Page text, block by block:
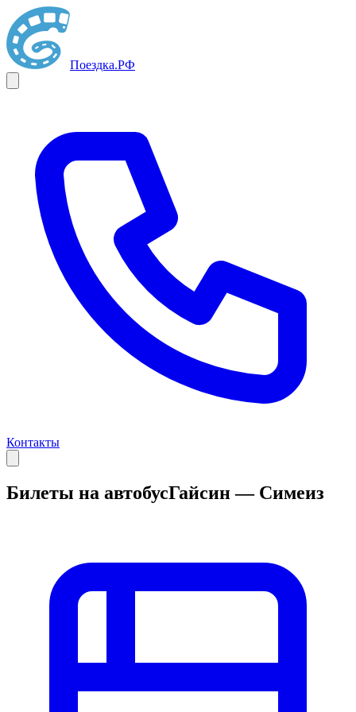
Поездка.РФ
Контакты
Билеты на автобусГайсин — Симеиз